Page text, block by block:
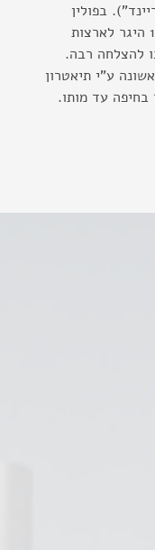
בפולין
התקרב אל יוצרי היידיש הגדולים. ב-1899 היגר לארצות
להצלחה רבה.
ע"י תיאטרון